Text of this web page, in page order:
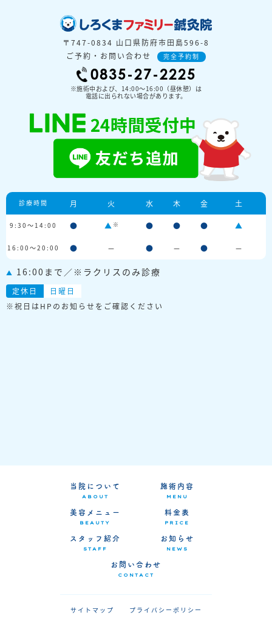
〒747-0834 山口県防府市田島596-8
ご予約・お問い合わせ
完全予約制
0835-27-2225
※施術中および、14:00〜16:00（昼休憩）は
電話に出られない場合があります。
診療時間 月 火 水 木 金 土
9:30～14:00 ● ▲ ※ ● ● ● ▲
16:00～20:00 ● － ● － ● －
▲ 16:00まで／※ラクリスのみ診療
定休日
日曜日
※祝日はHPのお知らせをご確認ください
当院について
ABOUT
施術内容
MENU
美容メニュー
BEAUTY
料金表
PRICE
スタッフ紹介
STAFF
お知らせ
NEWS
お問い合わせ
CONTACT
サイトマップ プライバシーポリシー